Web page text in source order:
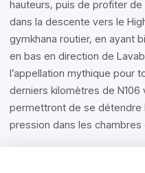
hauteurs, puis de profiter
dans la descente vers le
gymkhana routier, en ayant
en bas en direction de
l’appellation mythique pour
derniers kilomètres de N106
permettront de se détendre
pression dans les